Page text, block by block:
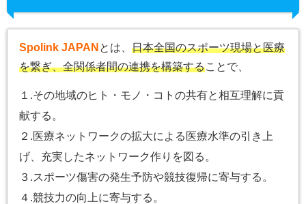
Spolink JAPAN とは、日本全国のスポーツ現場と医療
を繋ぎ、全関係者間の連携を構築することで、
１.その地域のヒト・モノ・コトの共有と相互理解に貢
献する。
２.医療ネットワークの拡大による医療水準の引き上
げ、充実したネットワーク作りを図る。
３.スポーツ傷害の発生予防や競技復帰に寄与する。
４.競技力の向上に寄与する。